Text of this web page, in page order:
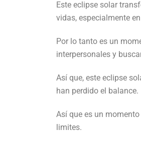
Este eclipse solar
vidas, especialmente
Por lo tanto es un
interpersonales y
Así que, este eclipse
han perdido el balance.
Así que es un
limites.